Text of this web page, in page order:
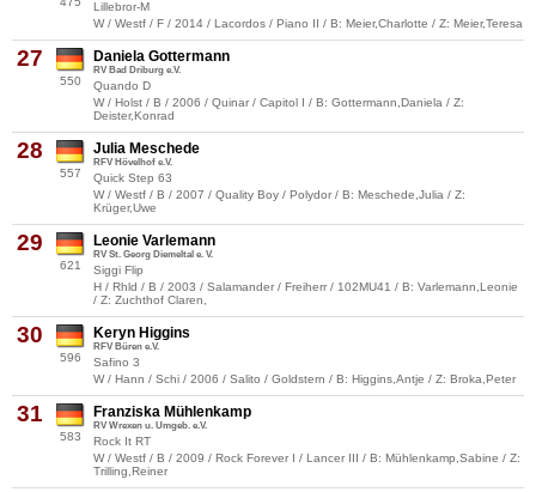
Lillebror-M
W / Westf / F / 2014 / Lacordos / Piano II / B: Meier,Charlotte / Z: Meier,Teresa
27
550
Daniela Gottermann
RV Bad Driburg e.V.
Quando D
W / Holst / B / 2006 / Quinar / Capitol I / B: Gottermann,Daniela / Z:
Deister,Konrad
28
557
Julia Meschede
RFV Hövelhof e.V.
Quick Step 63
W / Westf / B / 2007 / Quality Boy / Polydor / B: Meschede,Julia / Z:
Krüger,Uwe
29
621
Leonie Varlemann
RV St. Georg Diemeltal e. V.
Siggi Flip
H / Rhld / B / 2003 / Salamander / Freiherr / 102MU41 / B: Varlemann,Leonie
/ Z: Zuchthof Claren,
30
596
Keryn Higgins
RFV Büren e.V.
Safino 3
W / Hann / Schi / 2006 / Salito / Goldstern / B: Higgins,Antje / Z: Broka,Peter
31
583
Franziska Mühlenkamp
RV Wrexen u. Umgeb. e.V.
Rock It RT
W / Westf / B / 2009 / Rock Forever I / Lancer III / B: Mühlenkamp,Sabine / Z:
Trilling,Reiner